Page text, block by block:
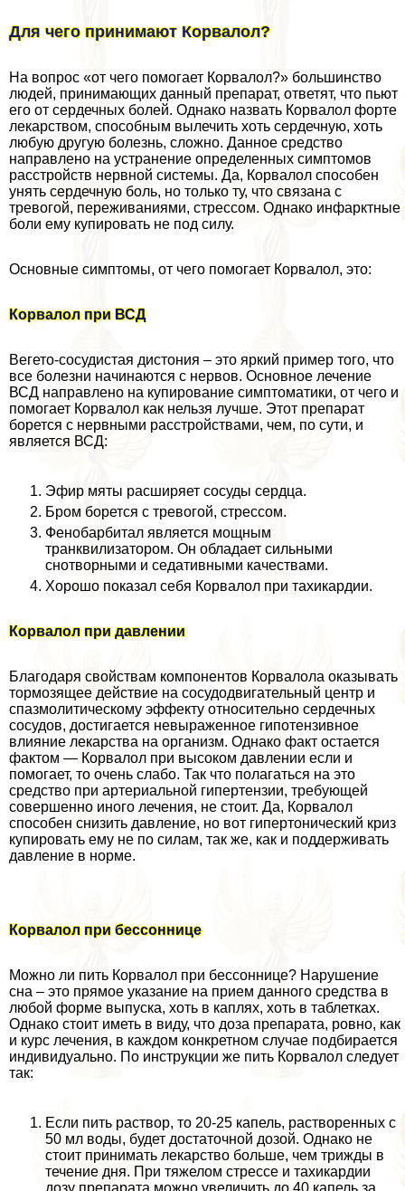
Для чего принимают Корвалол?
На вопрос «от чего помогает Корвалол?» большинство
людей, принимающих данный препарат, ответят, что пьют
его от сердечных болей. Однако назвать Корвалол форте
лекарством, способным вылечить хоть сердечную, хоть
любую другую болезнь, сложно. Данное средство
направлено на устранение определенных симптомов
расстройств нервной системы. Да, Корвалол способен
унять сердечную боль, но только ту, что связана с
тревогой, переживаниями, стрессом. Однако инфарктные
боли ему купировать не под силу.
Основные симптомы, от чего помогает Корвалол, это:
Корвалол при ВСД
Вегето-сосудистая дистония – это яркий пример того, что
все болезни начинаются с нервов. Основное лечение
ВСД направлено на купирование симптоматики, от чего и
помогает Корвалол как нельзя лучше. Этот препарат
борется с нервными расстройствами, чем, по сути, и
является ВСД:
Эфир мяты расширяет сосуды сердца.
Бром борется с тревогой, стрессом.
Фенобарбитал является мощным
транквилизатором. Он обладает сильными
снотворными и седативными качествами.
Хорошо показал себя Корвалол при тахикардии.
Корвалол при давлении
Благодаря свойствам компонентов Корвалола оказывать
тормозящее действие на сосудодвигательный центр и
спазмолитическому эффекту относительно сердечных
сосудов, достигается невыраженное гипотензивное
влияние лекарства на организм. Однако факт остается
фактом — Корвалол при высоком давлении если и
помогает, то очень слабо. Так что полагаться на это
средство при артериальной гипертензии, требующей
совершенно иного лечения, не стоит. Да, Корвалол
способен снизить давление, но вот гипертонический криз
купировать ему не по силам, так же, как и поддерживать
давление в норме.
Корвалол при бессоннице
Можно ли пить Корвалол при бессоннице? Нарушение
сна – это прямое указание на прием данного средства в
любой форме выпуска, хоть в каплях, хоть в таблетках.
Однако стоит иметь в виду, что доза препарата, ровно, как
и курс лечения, в каждом конкретном случае подбирается
индивидуально. По инструкции же пить Корвалол следует
так:
Если пить раствор, то 20-25 капель, растворенных с
50 мл воды, будет достаточной дозой. Однако не
стоит принимать лекарство больше, чем трижды в
течение дня. При тяжелом стрессе и тахикардии
дозу препарата можно увеличить до 40 капель за